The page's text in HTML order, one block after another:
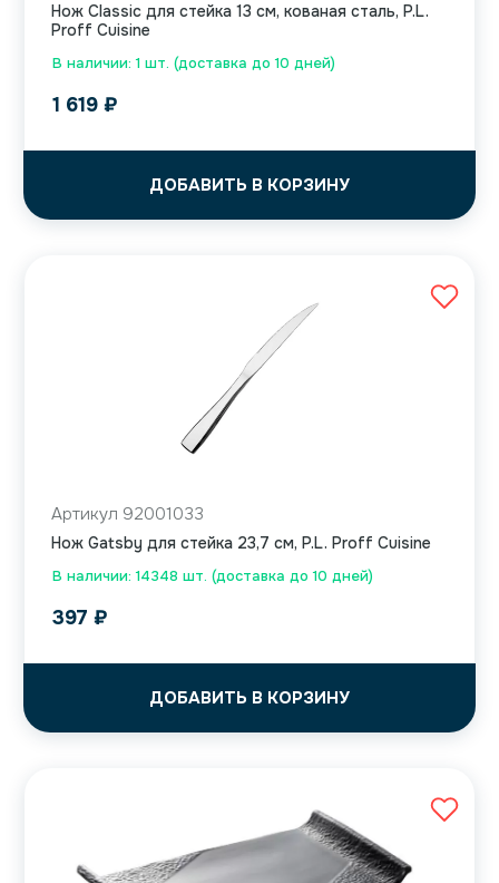
В наличии: 1 шт. (доставка до 10 дней)
Нож Classic для стейка 13 см, кованая сталь, P.L.
Proff Cuisine
1 619 ₽
ДОБАВИТЬ В КОРЗИНУ
В наличии: 14348 шт. (доставка до 10 дней)
Артикул 92001033
Нож Gatsby для стейка 23,7 см, P.L. Proff Cuisine
397 ₽
ДОБАВИТЬ В КОРЗИНУ